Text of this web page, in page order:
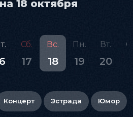
18 октября
Сб.
17
Вс.
18
Пн.
19
Вт.
20
Концерт Эстрада Юмор